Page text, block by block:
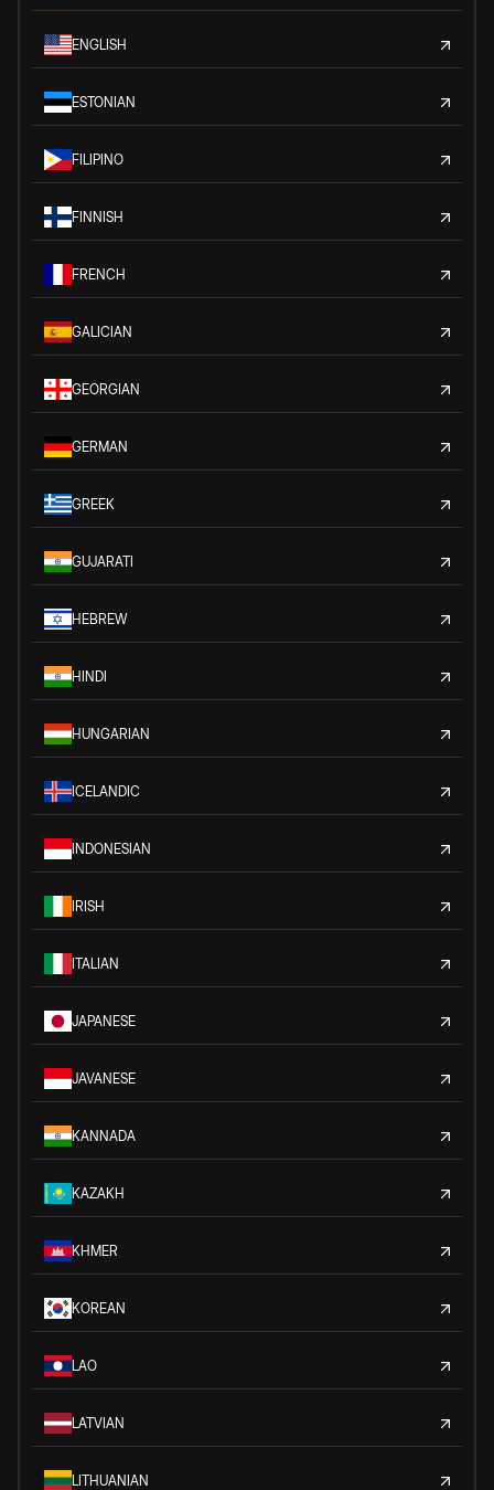
ENGLISH
ESTONIAN
FILIPINO
FINNISH
FRENCH
GALICIAN
GEORGIAN
GERMAN
GREEK
GUJARATI
HEBREW
HINDI
HUNGARIAN
ICELANDIC
INDONESIAN
IRISH
ITALIAN
JAPANESE
JAVANESE
KANNADA
KAZAKH
KHMER
KOREAN
LAO
LATVIAN
LITHUANIAN